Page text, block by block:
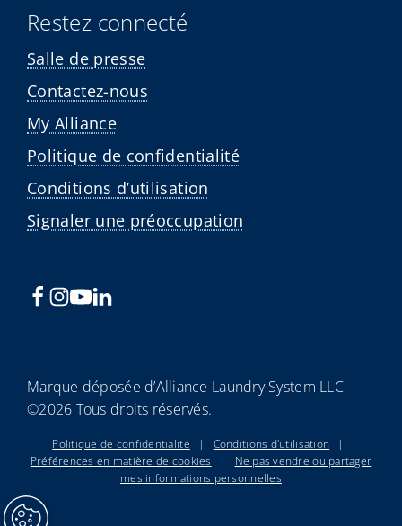
Restez connecté
Salle de presse
Contactez-nous
My Alliance
Politique de confidentialité
Conditions d’utilisation
Signaler une préoccupation
Marque déposée d’Alliance Laundry System LLC
©2026 Tous droits réservés.
Politique de confidentialité | Conditions d'utilisation
|
Préférences en matière de cookies
|
Ne pas vendre ou partager
mes informations personnelles